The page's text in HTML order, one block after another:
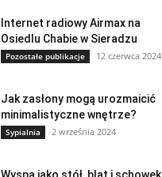
Internet radiowy Airmax na
Osiedlu Chabie w Sieradzu
Pozostałe publikacje 12 czerwca 2024
Jak zasłony mogą urozmaicić
minimalistyczne wnętrze?
Sypialnia 2 września 2024